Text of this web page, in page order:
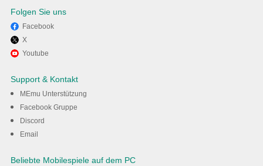
Viel Spaß beim Spielen von
World of Kungfu:
Dragon&Eagle auf dem PC mit
Folgen Sie uns
Facebook
X
Youtube
Support & Kontakt
MEmu Unterstützung
Facebook Gruppe
Discord
Email
Beliebte Mobilespiele auf dem PC